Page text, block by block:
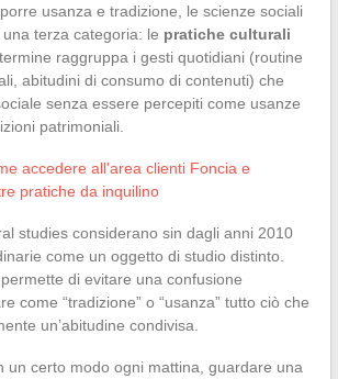
usanza e tradizione, le scienze sociali
terza categoria: le pratiche culturali
raggruppa i gesti quotidiani (routine
abitudini di consumo di contenuti) che
senza essere percepiti come usanze
patrimoniali.
accedere all'area clienti Foncia e
pratiche da inquilino
studies considerano sin dagli anni 2010
come un oggetto di studio distinto.
di evitare una confusione
come “tradizione” o “usanza” tutto ciò che
un’abitudine condivisa.
un certo modo ogni mattina, guardare una